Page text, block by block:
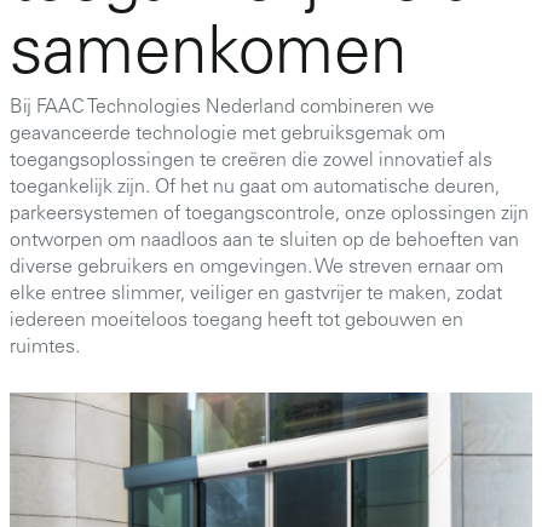
samenkomen
Bij FAAC Technologies Nederland combineren we
geavanceerde technologie met gebruiksgemak om
toegangsoplossingen te creëren die zowel innovatief als
toegankelijk zijn. Of het nu gaat om automatische deuren,
parkeersystemen of toegangscontrole, onze oplossingen zijn
ontworpen om naadloos aan te sluiten op de behoeften van
diverse gebruikers en omgevingen. We streven ernaar om
elke entree slimmer, veiliger en gastvrijer te maken, zodat
iedereen moeiteloos toegang heeft tot gebouwen en
ruimtes.